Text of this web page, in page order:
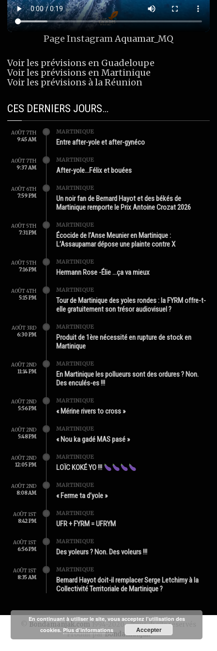
Page InstagramAquamar_MQ
Voir les prévisions en Guadeloupe
Voir les prévisions en Martinique
Voir les prévisions à la Réunion
CES DERNIERS JOURS…
AOÛT 7TH
9:45 AM
MARTINIQUE
Entre after-yole et after-gynéco
AOÛT 7TH
9:37 AM
MARTINIQUE
After-yole…Félix et bouées
AOÛT 6TH
7:59 PM
MARTINIQUE
Un noir fan de Bernard Hayot et des békés de
Martinique remporte le Prix Antoine Crozat 2026
AOÛT 5TH
7:31 PM
MARTINIQUE
Écocide de l’Anse Meunier en Martinique :
L’Assaupamar dépose une plainte contre X
AOÛT 5TH
7:16 PM
MARTINIQUE
Hermann Rose -Élie …ça va mieux
AOÛT 4TH
5:15 PM
MARTINIQUE
Tour de Martinique des yoles rondes : la FYRM offre-t-
elle gratuitement son trésor audiovisuel ?
AOÛT 3RD
6:30 PM
MARTINIQUE
Produit de 1ère nécessité en rupture de stock en
Martinique
AOÛT 2ND
11:14 PM
MARTINIQUE
En Martinique les pollueurs sont des ordures ? Non.
Des enculés-es !!!
AOÛT 2ND
5:56 PM
MARTINIQUE
« Mérine rivers to cross »
AOÛT 2ND
5:48 PM
MARTINIQUE
« Nou ka gadé MAS pasé »
AOÛT 2ND
12:05 PM
MARTINIQUE
LOÏC KOKÉ YO !!!
AOÛT 2ND
8:08 AM
MARTINIQUE
« Ferme ta d’yole »
AOÛT 1ST
8:42 PM
MARTINIQUE
UFR + FYRM = UFRYM
AOÛT 1ST
6:56 PM
MARTINIQUE
Des yoleurs ? Non. Des voleurs !!!
AOÛT 1ST
8:35 AM
MARTINIQUE
Bernard Hayot doit-il remplacer Serge Letchimy à la
Collectivité Territoriale de Martinique ?
Bondamanjak.com 1994-2020 - Tous droits réservés
Produit parBondamanjak
En continuant à utiliser le site, vous acceptez l’utilisation des
cookies. Plus d’informations Accepter